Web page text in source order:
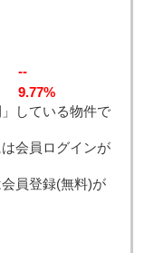
--
9.77%
している物件で
会員ログインが
員登録(無料)が